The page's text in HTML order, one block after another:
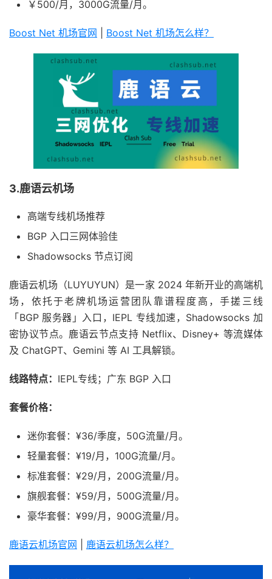
￥500/月，3000G流量/月。
Boost Net 机场官网 Boost Net 机场怎么样？
3.鹿语云机场
高端专线机场推荐
BGP 入口三网体验佳
Shadowsocks 节点订阅
鹿语云机场（LUYUYUN）是一家 2024 年新开业的高端机
场，依托于老牌机场运营团队靠谱程度高，手搓三线
「BGP 服务器」入口，IEPL 专线加速，Shadowsocks 加
密协议节点。鹿语云节点支持 Netflix、Disney+ 等流媒体
及 ChatGPT、Gemini 等 AI 工具解锁。
线路特点： IEPL专线；广东 BGP 入口
套餐价格：
迷你套餐：¥36/季度，50G流量/月。
轻量套餐：¥19/月，100G流量/月。
标准套餐：¥29/月，200G流量/月。
旗舰套餐：¥59/月，500G流量/月。
豪华套餐：¥99/月，900G流量/月。
鹿语云机场官网 鹿语云机场怎么样？